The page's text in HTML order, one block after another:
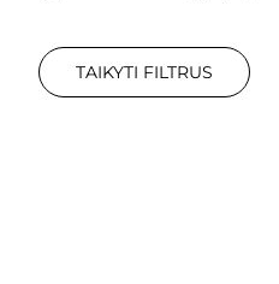
TAIKYTI FILTRUS